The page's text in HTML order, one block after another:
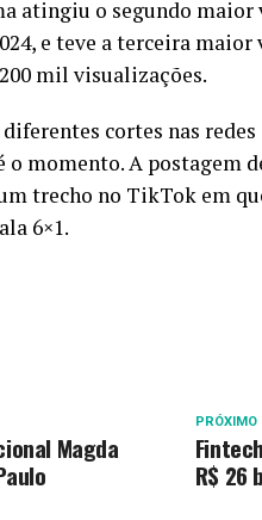
atingiu o segundo maior
e teve a terceira
mil visualizações.
cortes nas redes
momento. A postagem
trecho no TikTok em
6×1.
PRÓXIMO
R$ 26
Magda